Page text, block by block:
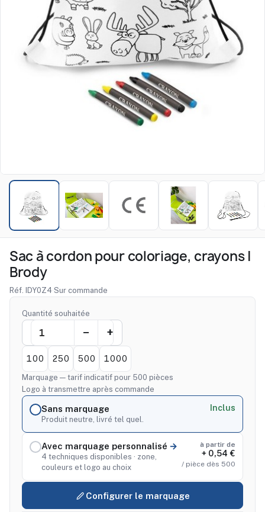
Sac à cordon pour coloriage, crayons |
Brody
Réf. IDY0Z4·Sur commande
Quantité souhaitée
100 250 500 1000
Marquage — tarif indicatif pour 500 pièces
Logo à transmettre après commande
Sans marquage
Produit neutre, livré tel quel.
Inclus
Avec marquage personnalisé
4 techniques disponibles · zone,
couleurs et logo au choix
à partir de
+ 0,54 €
/ pièce dès 500
Configurer le marquage